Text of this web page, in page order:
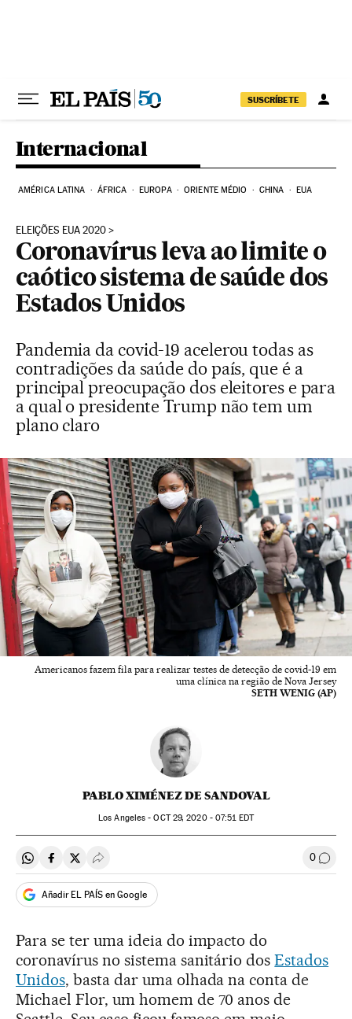
SUSCRÍBETE
Internacional
AMÉRICA LATINA ÁFRICA EUROPA ORIENTE MÉDIO CHINA EUA
ELEIÇÕES EUA 2020
Coronavírus leva ao limite o
caótico sistema de saúde dos
Estados Unidos
Pandemia da covid-19 acelerou todas as
contradições da saúde do país, que é a
principal preocupação dos eleitores e para
a qual o presidente Trump não tem um
plano claro
Americanos fazem fila para realizar testes de detecção de covid-19 em
uma clínica na região de Nova Jersey
SETH WENIG (AP)
PABLO XIMÉNEZ DE SANDOVAL
Los Angeles -OCT29, 2020 - 07:51EDT
Compartir en Whatsapp
Compartir en Facebook
Compartir en Twitter
Desplegar Redes Sociales 0
Añadir EL PAÍS en Google
Para se ter uma ideia do impacto do
coronavírus no sistema sanitário dosEstados
Unidos, basta dar uma olhada na conta de
Michael Flor, um homem de 70 anos de